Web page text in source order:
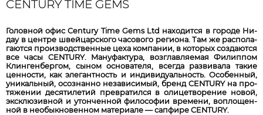
CENTURY TIME GEMS
Го­лов­ной офис Century Time Gems Ltd на­хо­дит­ся в го­ро­де Ни­
дау в цент­ре швей­царс­ко­го ча­со­во­го ре­ги­она. Там же рас­по­ла­
га­ют­ся про­из­вод­ствен­ные це­ха ком­па­нии, в ко­то­рых соз­да­ют­ся
все ча­сы CENTURY. Ма­ну­фак­ту­ра, воз­глав­ля­ем­ая Фи­лип­пом
Клин­ген­бер­гом, сы­ном ос­но­ва­те­ля, все­гда раз­ви­ва­ла та­кие
цен­нос­ти, как эле­гант­ность и ин­ди­ви­дуаль­ность. Осо­бен­ный,
уни­каль­ный, осо­знан­но не­за­ви­си­мый, бренд CENTURY на про­
тя­же­нии де­ся­ти­ле­тий прев­ра­тил­ся в оли­цет­во­ре­ние но­вой,
экс­клю­зив­ной и утон­чен­ной фи­ло­со­фии вре­ме­ни, воп­ло­щен­
ной в не­обык­но­вен­ном ма­те­ри­але — сап­фи­ре CENTURY.